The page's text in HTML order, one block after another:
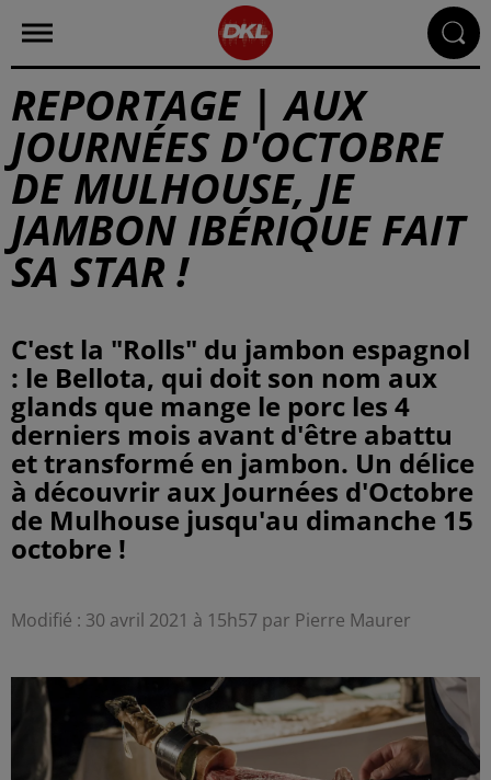
REPORTAGE | AUX
JOURNÉES D'OCTOBRE
DE MULHOUSE, JE
JAMBON IBÉRIQUE FAIT
SA STAR !
C'est la "Rolls" du jambon espagnol
: le Bellota, qui doit son nom aux
glands que mange le porc les 4
derniers mois avant d'être abattu
et transformé en jambon. Un délice
à découvrir aux Journées d'Octobre
de Mulhouse jusqu'au dimanche 15
octobre !
Modifié : 30 avril 2021 à 15h57 par Pierre Maurer